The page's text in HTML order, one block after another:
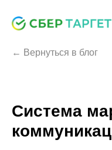
← Вернуться в блог
Система